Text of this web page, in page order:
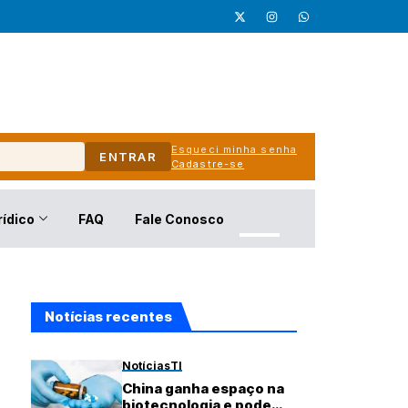
ENTRAR
Esqueci minha senha
Cadastre-se
FAQ Fale Conosco
Notícias recentes
NotíciasTI
China ganha espaço na